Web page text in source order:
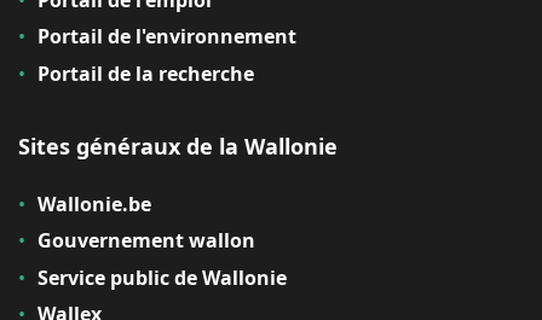
Portail de l'environnement
Portail de la recherche
Sites généraux de la Wallonie
Wallonie.be
Gouvernement wallon
Service public de Wallonie
Wallex